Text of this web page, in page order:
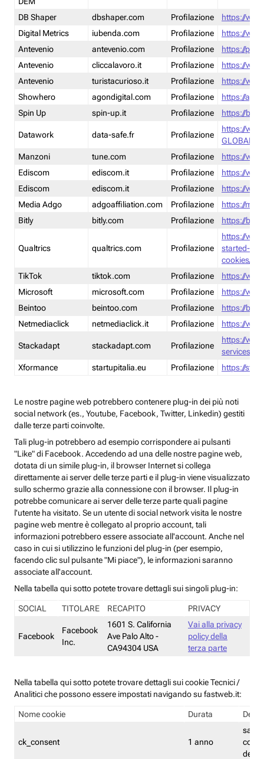
DB Shaper
dbshaper.com Profilazione
https://
Digital Metrics
iubenda.com Profilazione
https://
Antevenio
antevenio.com Profilazione
https://
Antevenio
cliccalavoro.it Profilazione
https://
Antevenio
turistacurioso.it Profilazione
https://
Showhero
agondigital.com Profilazione
https://
Spin Up
spin-up.it Profilazione https://
Datawork data-safe.fr Profilazione
https://
GLOBAL-
Manzoni
tune.com Profilazione
https://
Ediscom
ediscom.it Profilazione
https://
Ediscom
ediscom.it Profilazione
https://
Media Adgo
adgoaffiliation.com Profilazione
https://
Bitly
bitly.com Profilazione https://
Qualtrics qualtrics.com Profilazione
https://
started-
cookies/
TikTok
tiktok.com Profilazione
https://
Microsoft
microsoft.com Profilazione
https://
Beintoo
beintoo.com Profilazione
https://
Netmediaclick
netmediaclick.it Profilazione https://
Stackadapt stackadapt.com Profilazione
https://
services-
Xformance
startupitalia.eu Profilazione https://
Le nostre pagine web potrebbero contenere plug-in dei più noti
social network (es., Youtube, Facebook, Twitter, Linkedin) gestiti
dalle terze parti coinvolte.
Tali plug-in potrebbero ad esempio corrispondere ai pulsanti
"Like" di Facebook. Accedendo ad una delle nostre pagine web,
dotata di un simile plug-in, il browser Internet si collega
direttamente ai server delle terze parti e il plug-in viene visualizzato
sullo schermo grazie alla connessione con il browser. Il plug-in
potrebbe comunicare ai server delle terze parte quali pagine
l'utente ha visitato. Se un utente di social network visita le nostre
pagine web mentre è collegato al proprio account, tali
informazioni potrebbero essere associate all'account. Anche nel
caso in cui si utilizzino le funzioni del plug-in (per esempio,
facendo clic sul pulsante "Mi piace"), le informazioni saranno
associate all'account.
Nella tabella qui sotto potete trovare dettagli sui singoli plug-in:
SOCIAL TITOLARE RECAPITO PRIVACY
Facebook
Facebook
Inc.
1601 S. California
Ave Palo Alto -
CA94304 USA
Vai alla privacy
policy della
terza parte
Nella tabella qui sotto potete trovare dettagli sui cookie Tecnici /
Analitici che possono essere impostati navigando su fastweb.it:
Nome cookie Durata
ck_consent 1 anno
salva
dei